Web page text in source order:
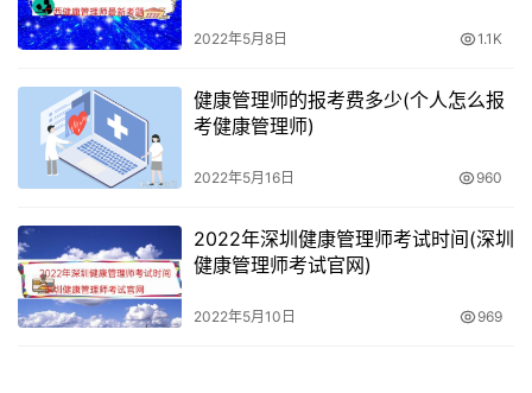
2022年5月8日 1.1K
健康管理师的报考费多少(个人怎么报
考健康管理师)
2022年5月16日 960
2022年深圳健康管理师考试时间(深圳
健康管理师考试官网)
2022年5月10日 969